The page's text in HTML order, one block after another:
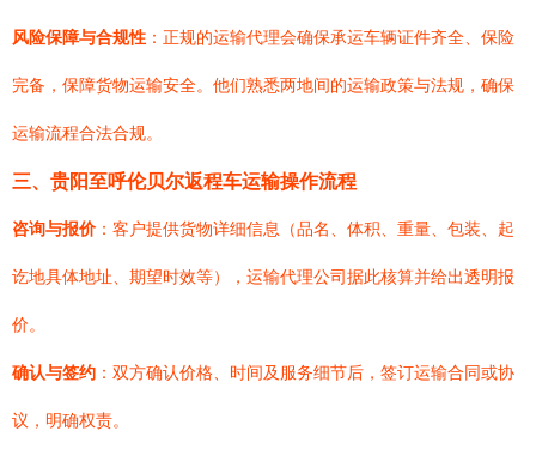
风险保障与合规性 ：正规的运输代理会确保承运车辆证件齐全、保险
完备，保障货物运输安全。他们熟悉两地间的运输政策与法规，确保
运输流程合法合规。
三、贵阳至呼伦贝尔返程车运输操作流程
咨询与报价：客户提供货物详细信息（品名、体积、重量、包装、起
讫地具体地址、期望时效等），运输代理公司据此核算并给出透明报
价。
确认与签约 ：双方确认价格、时间及服务细节后，签订运输合同或协
议，明确权责。